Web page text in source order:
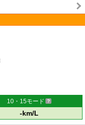
10・15モード
-km/L